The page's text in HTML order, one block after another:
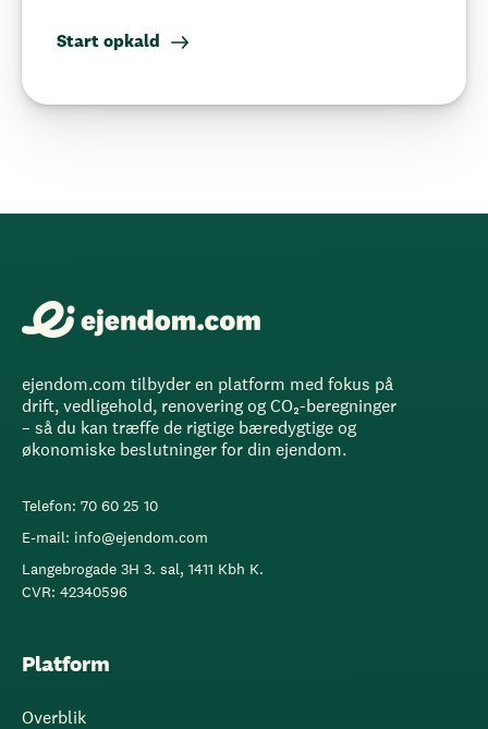
Start opkald
ejendom.com tilbyder en platform med fokus på
drift, vedligehold, renovering og CO₂-beregninger
– så du kan træffe de rigtige bæredygtige og
økonomiske beslutninger for din ejendom.
Telefon: 70 60 25 10
E-mail: info@ejendom.com
Langebrogade 3H 3. sal, 1411 Kbh K.
CVR: 42340596
Platform
Overblik